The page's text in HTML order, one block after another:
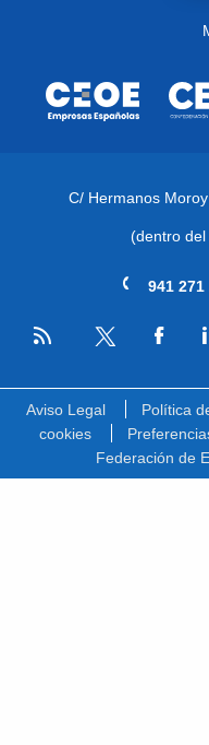
C/ Hermanos Moroy
(dentro
941 271
RSS
Aviso Legal Política
cookies
Federación de